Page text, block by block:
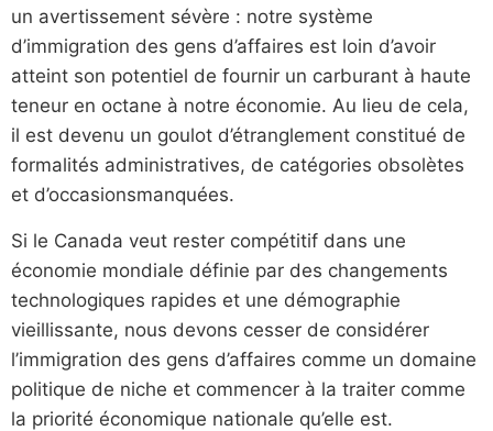
un avertissement sévère : notre système
d’immigration des gens d’affaires est loin d’avoir
atteint son potentiel de fournir un carburant à haute
teneur en octane à notre économie. Au lieu de cela,
il est devenu un goulot d’étranglement constitué de
formalités administratives, de catégories obsolètes
et d’occasionsmanquées.
Si le Canada veut rester compétitif dans une
économie mondiale définie par des changements
technologiques rapides et une démographie
vieillissante, nous devons cesser de considérer
l’immigration des gens d’affaires comme un domaine
politique de niche et commencer à la traiter comme
la priorité économique nationale qu’elle est.